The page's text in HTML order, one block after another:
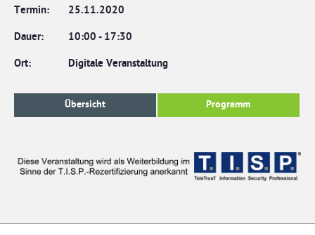
Termin:
25.11.2020
Dauer:
10:00 - 17:30
Ort:
Digitale Veranstaltung
Übersicht Programm